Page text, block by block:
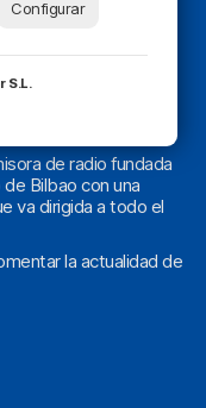
, los partidos del
y obra social.
de radio fundada
Bilbao con una
va dirigida a todo el
la actualidad de
Configurar
S.L.